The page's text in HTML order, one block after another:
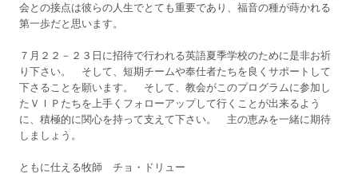
会との接点は彼らの人生でとても重要であり、福音の種が蒔かれる
第一歩だと思います。
７月２２－２３日に招待で行われる英語夏季学校のために是非お祈
り下さい。 そして、短期チームや奉仕者たちを良くサポートして
下さることを願います。 そして、教会がこのプログラムに参加し
たＶＩＰたちを上手くフォローアップして行くことが出来るよう
に、積極的に関心を持って支えて下さい。 主の恵みを一緒に期待
しましょう。
ともに仕える牧師 チョ・ドリュー